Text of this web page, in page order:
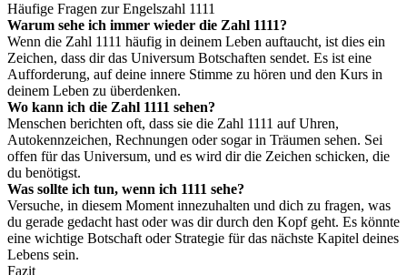
Häufige Fragen zur Engelszahl 1111
Warum sehe ich immer wieder die Zahl 1111?
Wenn die Zahl 1111 häufig in deinem Leben auftaucht, ist dies ein
Zeichen, dass dir das Universum Botschaften sendet. Es ist eine
Aufforderung, auf deine innere Stimme zu hören und den Kurs in
deinem Leben zu überdenken.
Wo kann ich die Zahl 1111 sehen?
Menschen berichten oft, dass sie die Zahl 1111 auf Uhren,
Autokennzeichen, Rechnungen oder sogar in Träumen sehen. Sei
offen für das Universum, und es wird dir die Zeichen schicken, die
du benötigst.
Was sollte ich tun, wenn ich 1111 sehe?
Versuche, in diesem Moment innezuhalten und dich zu fragen, was
du gerade gedacht hast oder was dir durch den Kopf geht. Es könnte
eine wichtige Botschaft oder Strategie für das nächste Kapitel deines
Lebens sein.
Fazit